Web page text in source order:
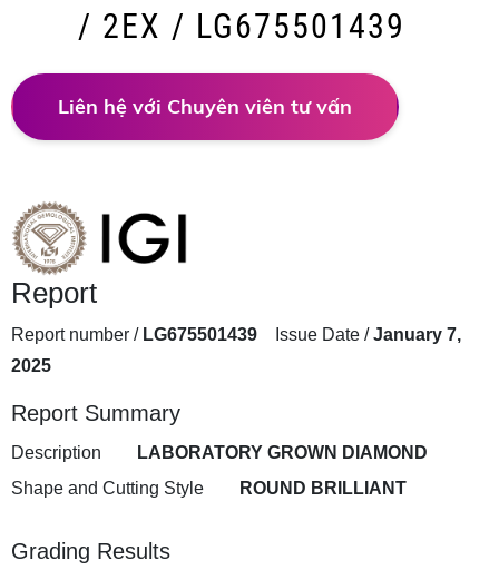
/ 2EX / LG675501439
Liên hệ với Chuyên viên tư vấn
Report
Report number / LG675501439 Issue Date /January 7,
2025
Report Summary
Description
LABORATORY GROWN DIAMOND
Shape and Cutting Style
ROUND BRILLIANT
Grading Results